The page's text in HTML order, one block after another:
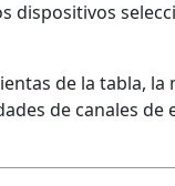
dispositivos
de la tabla,
de canales de